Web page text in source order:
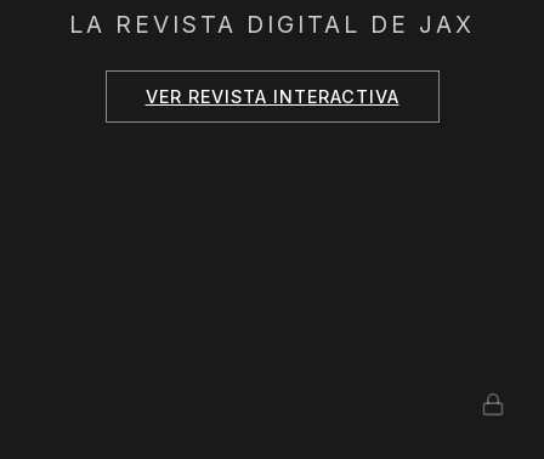
LA REVISTA DIGITAL DE JAX
VER REVISTA INTERACTIVA